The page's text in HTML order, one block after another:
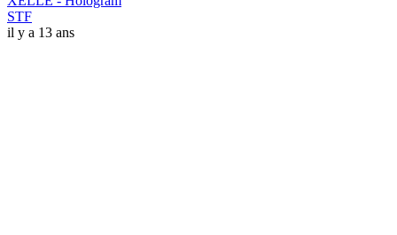
STF
il y a 13 ans